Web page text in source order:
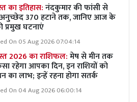
का इतिहास:नंदकुमार की फांसी से
370 हटाने तक, जानिए आज के
प्रमुख घटनाएं
On 05 Aug 2026 07:04:14
2026 का राशिफल:मेष से मीन तक
रहेगा आपका दिन, इन राशियों को
का लाभ; इन्हें रहना होगा सतर्क
On 04 Aug 2026 06:00:14